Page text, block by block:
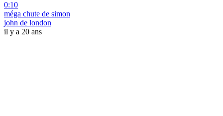
0:10
méga chute de simon
john de london
il y a 20 ans